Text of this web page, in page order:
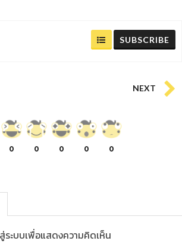
SUBSCRIBE
NEXT
0 0 0 0 0
ระบบเพื่อแสดงความคิดเห็น